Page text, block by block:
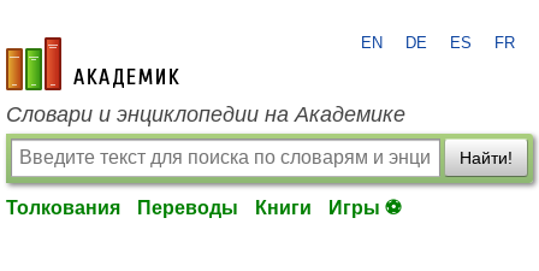
academic.ru
EN DE ES FR
Словари и энциклопедии на Академике
Найти!
Толкования Переводы Книги Игры ⚽